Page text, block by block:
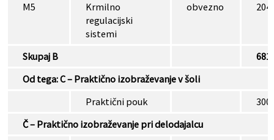
M5
Krmilno
regulacijski
sistemi
obvezno 204
Skupaj B
681
Od tega: C – Praktično izobraževanje v šoli
Praktični pouk
300
Č – Praktično izobraževanje pri delodajalcu